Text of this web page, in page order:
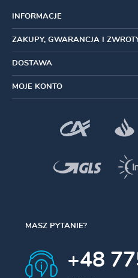
INFORMACJE
ZAKUPY, GWARANCJA I
DOSTAWA
MOJE KONTO
MASZ PYTANIE?
+48